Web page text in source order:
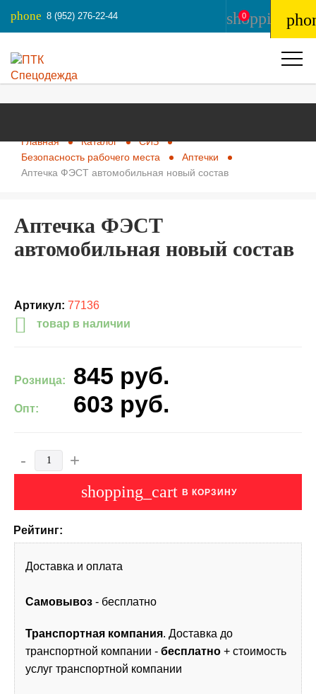
phone 8 (952) 276-22-44 0
Главная Каталог
СИЗ
Безопасность рабочего места
Аптечки
Аптечка ФЭСТ автомобильная новый состав
Аптечка ФЭСТ
автомобильная новый состав
Артикул: 77136
товар в наличии
Розница: 845 руб.
Опт: 603 руб.
- +
shopping_cart В КОРЗИНУ
Рейтинг:
Доставка и оплата
Самовывоз - бесплатно
Транспортная компания. Доставка до
транспортной компании - бесплатно + стоимость
услуг транспортной компании